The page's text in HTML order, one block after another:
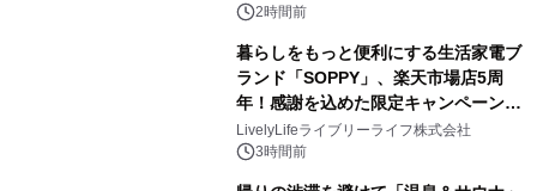
催 英国ラジオ「NTS」の 特別プログ
アーティストを フィーチャーしたアニ
メーションを公開～
2時間前
暮らしをもっと便利にする生活家電ブ
ランド「SOPPY」、楽天市場店5周
年！感謝を込めた限定キャンペーンを
8月10日より開催
LivelyLifeライブリーライフ株式会社
3時間前